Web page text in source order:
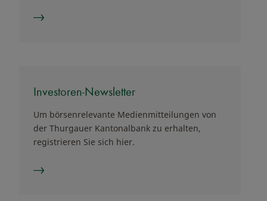
Investoren-Newsletter
Um börsenrelevante Medienmitteilungen von
der Thurgauer Kantonalbank zu erhalten,
registrieren Sie sich hier.